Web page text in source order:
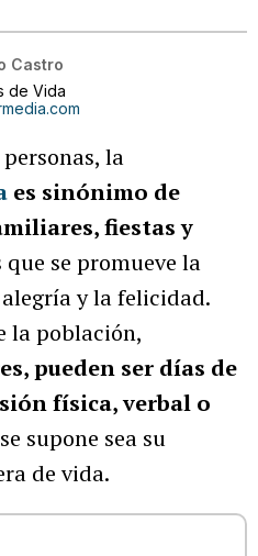
Castro
de Vida
la
es sinónimo de
fiestas y
que se promueve la
y la felicidad.
la población,
pueden ser días de
física, verbal o
supone sea su
de vida.